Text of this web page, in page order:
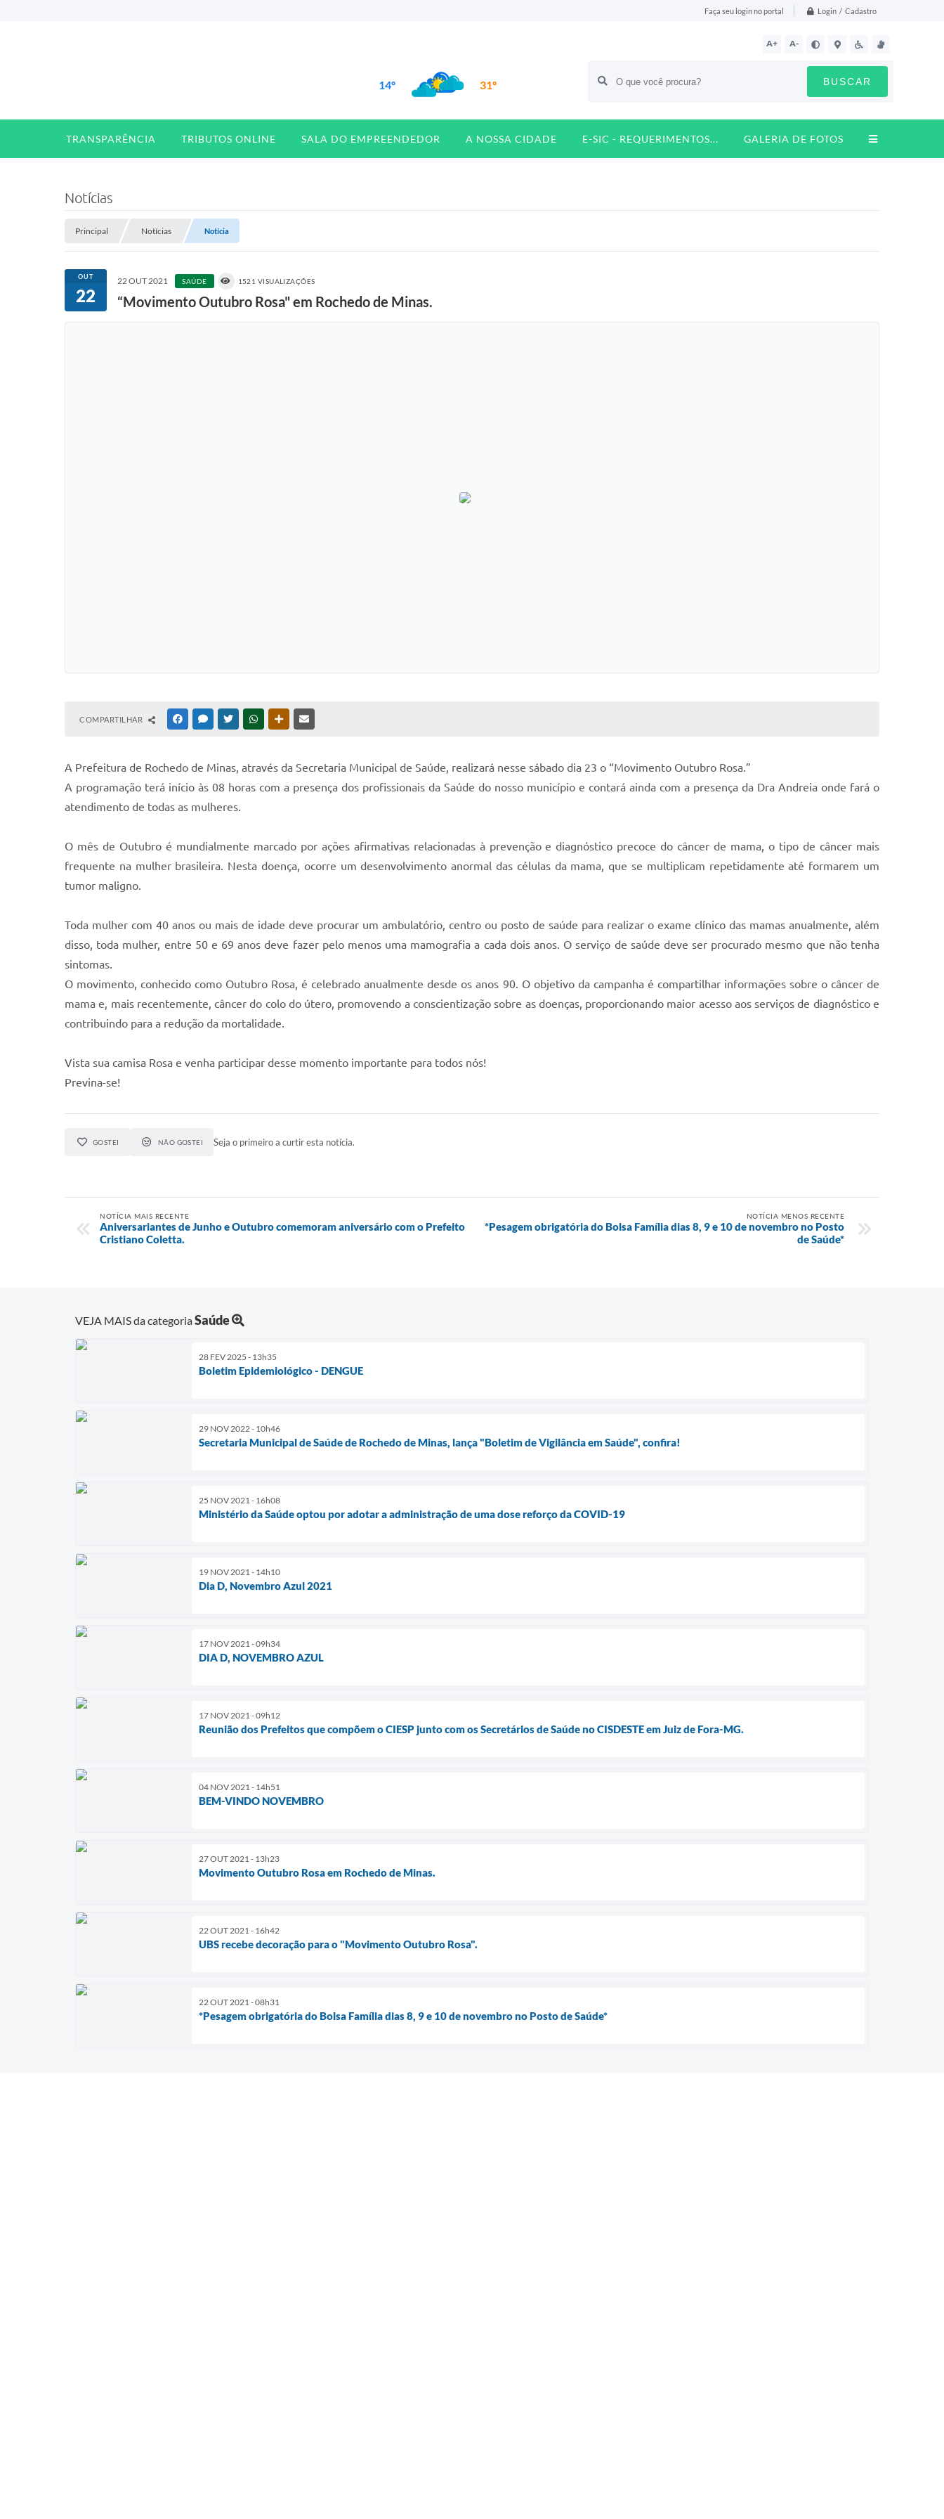
Faça seu login no portal Login / Cadastro
A+ A-
BUSCAR
14º 31º
TRANSPARÊNCIA TRIBUTOS ONLINE SALA DO EMPREENDEDOR A NOSSA CIDADE E-SIC - REQUERIMENTOS... GALERIA DE FOTOS
Notícias
Principal Notícias Notícia
OUT
22
22 OUT 2021 SAÚDE 1521 VISUALIZAÇÕES
“Movimento Outubro Rosa" em Rochedo de Minas.
COMPARTILHAR FACEBOOKMESSENGER
TWITTERWHATSAPPOUTRAS MÍDIAS
A Prefeitura de Rochedo de Minas, através da Secretaria Municipal de Saúde, realizará nesse sábado dia 23 o “Movimento Outubro Rosa.”
A programação terá início às 08 horas com a presença dos profissionais da Saúde do nosso município e contará ainda com a presença da Dra Andreia onde fará o
atendimento de todas as mulheres.
O mês de Outubro é mundialmente marcado por ações afirmativas relacionadas à prevenção e diagnóstico precoce do câncer de mama, o tipo de câncer mais
frequente na mulher brasileira. Nesta doença, ocorre um desenvolvimento anormal das células da mama, que se multiplicam repetidamente até formarem um
tumor maligno.
Toda mulher com 40 anos ou mais de idade deve procurar um ambulatório, centro ou posto de saúde para realizar o exame clínico das mamas anualmente, além
disso, toda mulher, entre 50 e 69 anos deve fazer pelo menos uma mamografia a cada dois anos. O serviço de saúde deve ser procurado mesmo que não tenha
sintomas.
O movimento, conhecido como Outubro Rosa, é celebrado anualmente desde os anos 90. O objetivo da campanha é compartilhar informações sobre o câncer de
mama e, mais recentemente, câncer do colo do útero, promovendo a conscientização sobre as doenças, proporcionando maior acesso aos serviços de diagnóstico e
contribuindo para a redução da mortalidade.
Vista sua camisa Rosa e venha participar desse momento importante para todos nós!
Previna-se!
GOSTEI NÃO GOSTEI Seja o primeiro a curtir esta notícia.
NOTÍCIA MAIS RECENTE
Aniversariantes de Junho e Outubro comemoram aniversário com o Prefeito
Cristiano Coletta.
NOTÍCIA MENOS RECENTE
*Pesagem obrigatória do Bolsa Família dias 8, 9 e 10 de novembro no Posto
de Saúde*
VEJA MAIS da categoriaSaúde
28 FEV 2025 - 13h35
Boletim Epidemiológico - DENGUE
29 NOV 2022 - 10h46
Secretaria Municipal de Saúde de Rochedo de Minas, lança "Boletim de Vigilância em Saúde", confira!
25 NOV 2021 - 16h08
Ministério da Saúde optou por adotar a administração de uma dose reforço da COVID-19
19 NOV 2021 - 14h10
Dia D, Novembro Azul 2021
17 NOV 2021 - 09h34
DIA D, NOVEMBRO AZUL
17 NOV 2021 - 09h12
Reunião dos Prefeitos que compõem o CIESP junto com os Secretários de Saúde no CISDESTE em Juiz de Fora-MG.
04 NOV 2021 - 14h51
BEM-VINDO NOVEMBRO
27 OUT 2021 - 13h23
Movimento Outubro Rosa em Rochedo de Minas.
22 OUT 2021 - 16h42
UBS recebe decoração para o "Movimento Outubro Rosa".
22 OUT 2021 - 08h31
*Pesagem obrigatória do Bolsa Família dias 8, 9 e 10 de novembro no Posto de Saúde*